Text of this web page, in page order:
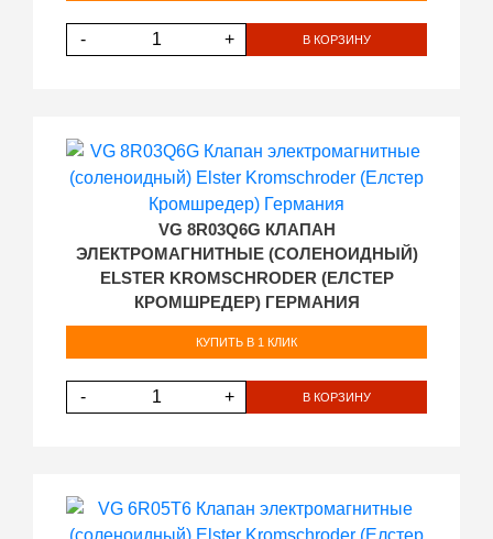
- + В КОРЗИНУ
VG 8R03Q6G КЛАПАН
ЭЛЕКТРОМАГНИТНЫЕ (СОЛЕНОИДНЫЙ)
ELSTER KROMSCHRODER (ЕЛСТЕР
КРОМШРЕДЕР) ГЕРМАНИЯ
КУПИТЬ В 1 КЛИК
- + В КОРЗИНУ